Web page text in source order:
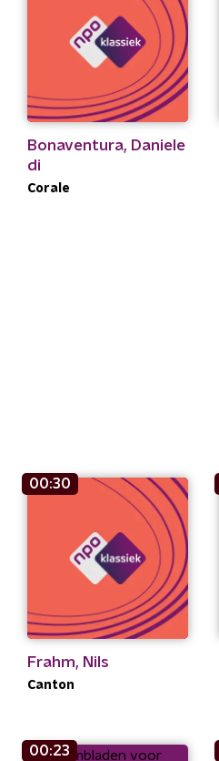
Bonaventura, Daniele
di
Corale
00:30
Frahm, Nils
Canton
00:23